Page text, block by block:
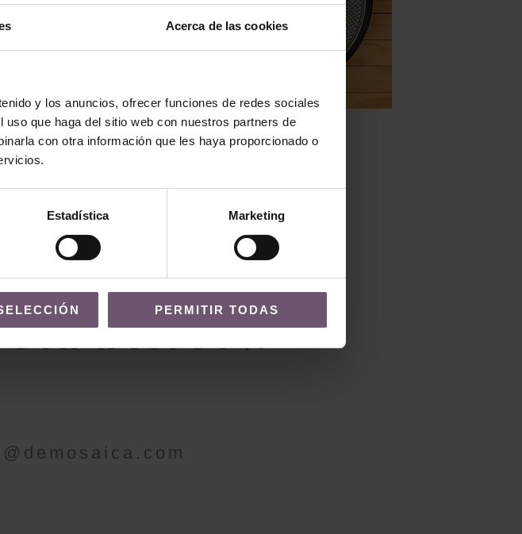
Acerca de las cookies
y los anuncios, ofrecer funciones de redes sociales
que haga del sitio web con nuestros partners de
con otra información que les haya proporcionado o
Estadística Marketing
PERMITIR TODAS
San Pedro
MÁS
Lavabos
LEER MÁS